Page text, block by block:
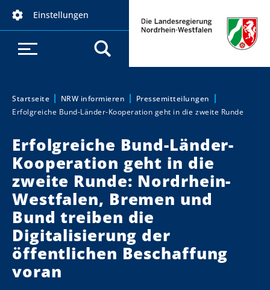
Einstellungen
Sie sind hier:
Startseite NRW informieren
Pressemitteilungen
Erfolgreiche Bund-Länder-Kooperation geht in die zweite Runde
Erfolgreiche Bund-Länder-
Kooperation geht in die
zweite Runde: Nordrhein-
Westfalen, Bremen und
Bund treiben die
Digitalisierung der
öffentlichen Beschaffung
voran